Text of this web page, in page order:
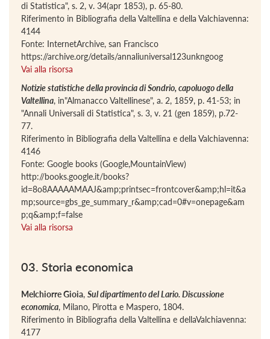
di Statistica", s. 2, v. 34(apr 1853), p. 65-80.
Riferimento in Bibliografia della Valtellina e della Valchiavenna:
4144
Fonte: InternetArchive, san Francisco
https://archive.org/details/annaliuniversal123unkngoog
Vai alla risorsa
Notizie statistiche della provincia di Sondrio, capoluogo della
Valtellina, in"Almanacco Valtellinese", a. 2, 1859, p. 41-53; in
"Annali Universali di Statistica", s. 3, v. 21 (gen 1859), p.72-
77.
Riferimento in Bibliografia della Valtellina e della Valchiavenna:
4146
Fonte: Google books (Google,MountainView)
http://books.google.it/books?
id=8o8AAAAAMAAJ&amp;printsec=frontcover&amp;hl=it&a
mp;source=gbs_ge_summary_r&amp;cad=0#v=onepage&am
p;q&amp;f=false
Vai alla risorsa
03. Storia economica
Melchiorre Gioia, Sul dipartimento del Lario. Discussione
economica, Milano, Pirotta e Maspero, 1804.
Riferimento in Bibliografia della Valtellina e dellaValchiavenna:
4177